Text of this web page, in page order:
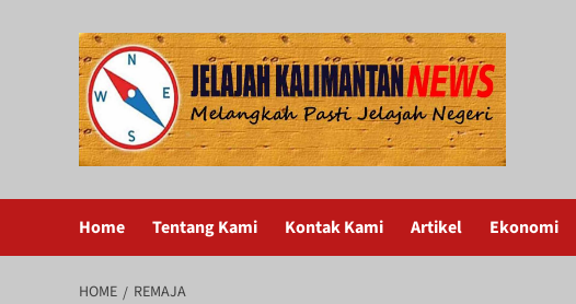
Home Tentang Kami Kontak Kami Artikel Ekonomi
HOME REMAJA